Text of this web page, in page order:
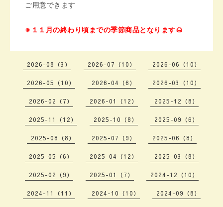
ご用意できます
※１１月の終わり頃までの季節商品となります🌰
2026-08（3） 2026-07（10） 2026-06（10）
2026-05（10） 2026-04（6） 2026-03（10）
2026-02（7） 2026-01（12） 2025-12（8）
2025-11（12） 2025-10（8） 2025-09（6）
2025-08（8） 2025-07（9） 2025-06（8）
2025-05（6） 2025-04（12） 2025-03（8）
2025-02（9） 2025-01（7） 2024-12（10）
2024-11（11） 2024-10（10） 2024-09（8）